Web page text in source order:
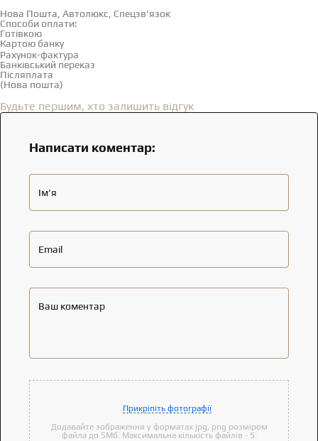
Нова Пошта, Автолюкс, Спецзв'язок
Способи оплати:
Готівкою
Картою банку
Рахунок-фактура
Банківський переказ
Післяплата
(Нова пошта)
Будьте першим, хто залишить відгук
Написати коментар:
Ім'я
Email
Ваш коментар
Прикріпіть фотографії
Додавайте зображення у форматах jpg, png розміром
файла до 5Мб. Максимальна кількість файлів - 5.